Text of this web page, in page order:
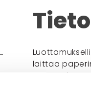
laittaa